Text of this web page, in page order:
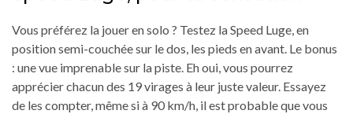
Vous préférez la jouer en solo ? Testez la Speed Luge, en
position semi-couchée sur le dos, les pieds en avant. Le bonus
: une vue imprenable sur la piste. Eh oui, vous pourrez
apprécier chacun des 19 virages à leur juste valeur. Essayez
de les compter, même si à 90 km/h, il est probable que vous